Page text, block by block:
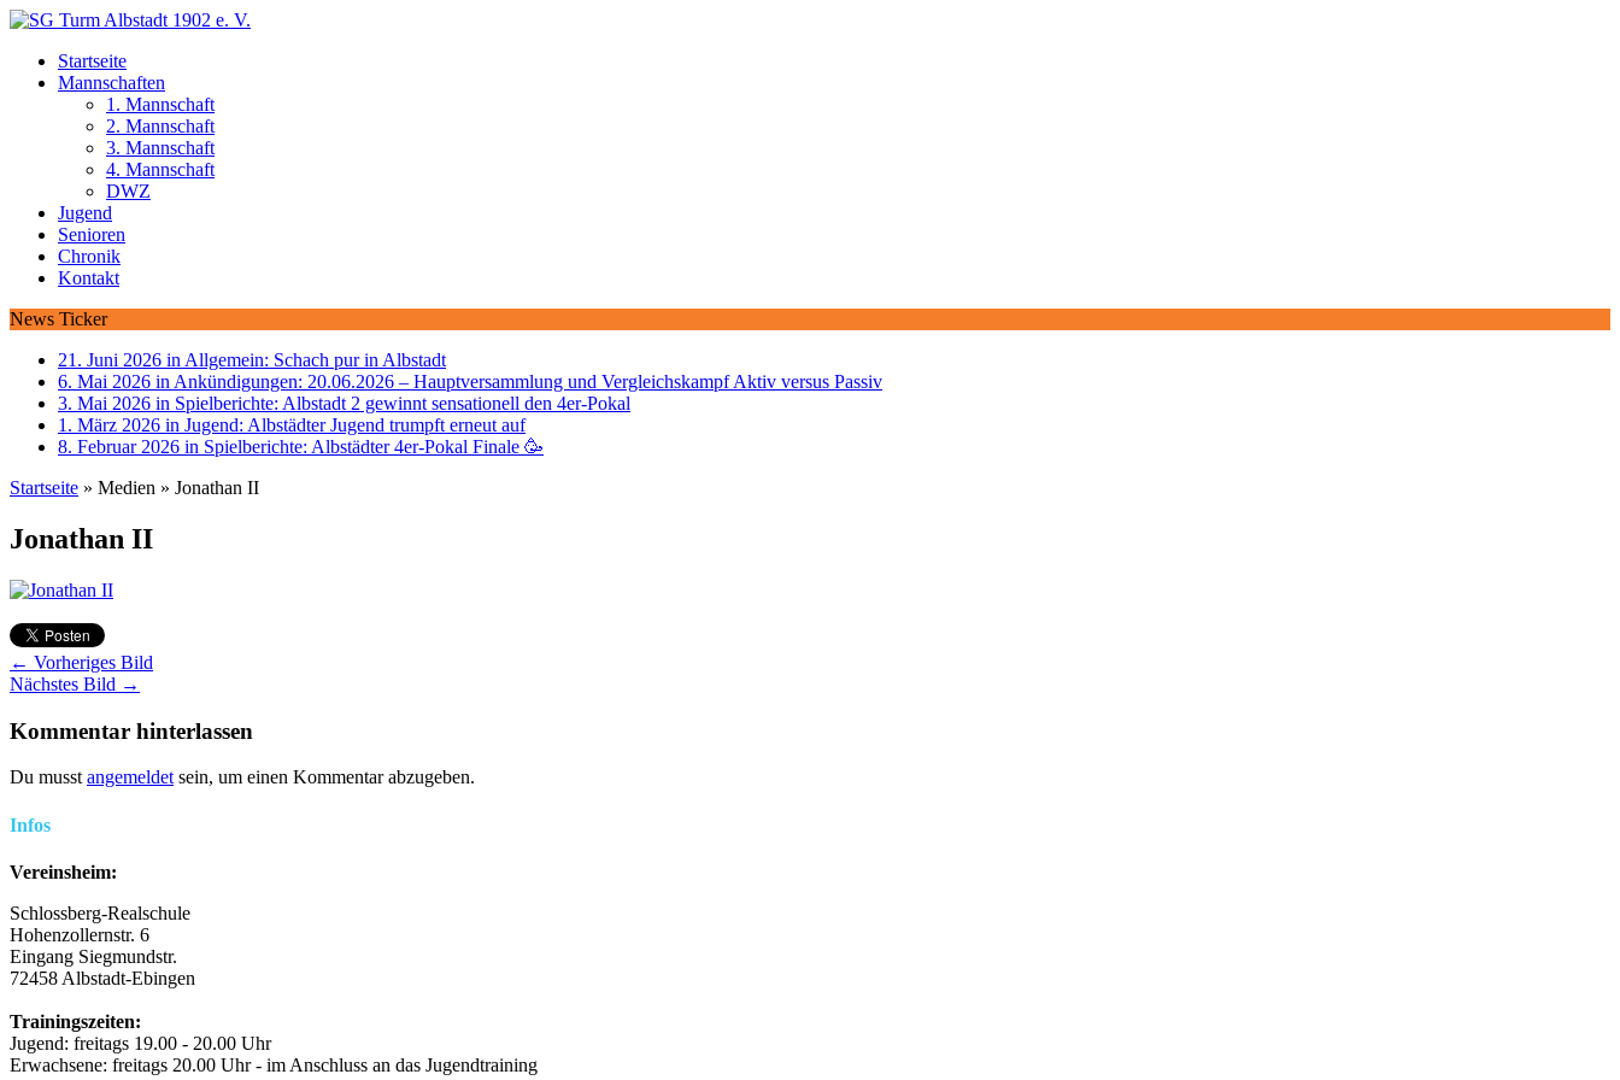
Startseite
Mannschaften
1. Mannschaft
2. Mannschaft
3. Mannschaft
4. Mannschaft
DWZ
Jugend
Senioren
Chronik
Kontakt
News Ticker
21. Juni 2026 in Allgemein: Schach pur in Albstadt
6. Mai 2026 in Ankündigungen: 20.06.2026 – Hauptversammlung und Vergleichskampf Aktiv versus Passiv
3. Mai 2026 in Spielberichte: Albstadt 2 gewinnt sensationell den 4er-Pokal
1. März 2026 in Jugend: Albstädter Jugend trumpft erneut auf
8. Februar 2026 in Spielberichte: Albstädter 4er-Pokal Finale 🥳
Startseite » Medien » Jonathan II
Jonathan II
← Vorheriges Bild
Nächstes Bild →
Kommentar hinterlassen
Du musst angemeldet sein, um einen Kommentar abzugeben.
Infos
Vereinsheim:
Schlossberg-Realschule
Hohenzollernstr. 6
Eingang Siegmundstr.
72458 Albstadt-Ebingen
Trainingszeiten:
Jugend: freitags 19.00 - 20.00 Uhr
Erwachsene: freitags 20.00 Uhr - im Anschluss an das Jugendtraining